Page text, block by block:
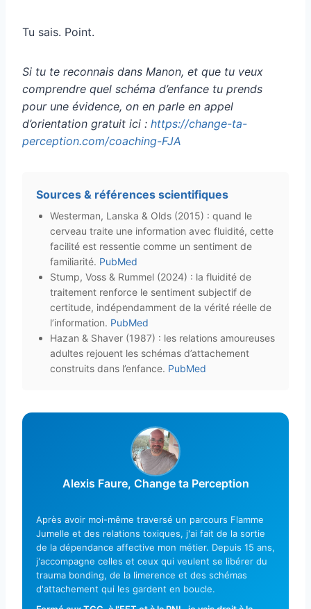
Tu sais. Point.
Si tu te reconnais dans Manon, et que tu veux
comprendre quel schéma d’enfance tu prends
pour une évidence, on en parle en appel
d’orientation gratuit ici : https://change-ta-
perception.com/coaching-FJA
Sources & références scientifiques
Westerman, Lanska & Olds (2015) : quand le
cerveau traite une information avec fluidité, cette
facilité est ressentie comme un sentiment de
familiarité. PubMed
Stump, Voss & Rummel (2024) : la fluidité de
traitement renforce le sentiment subjectif de
certitude, indépendamment de la vérité réelle de
l’information. PubMed
Hazan & Shaver (1987) : les relations amoureuses
adultes rejouent les schémas d’attachement
construits dans l’enfance. PubMed
Alexis Faure, Change ta Perception
Après avoir moi-même traversé un parcours Flamme
Jumelle et des relations toxiques, j'ai fait de la sortie
de la dépendance affective mon métier. Depuis 15 ans,
j'accompagne celles et ceux qui veulent se libérer du
trauma bonding, de la limerence et des schémas
d'attachement qui les gardent en boucle.